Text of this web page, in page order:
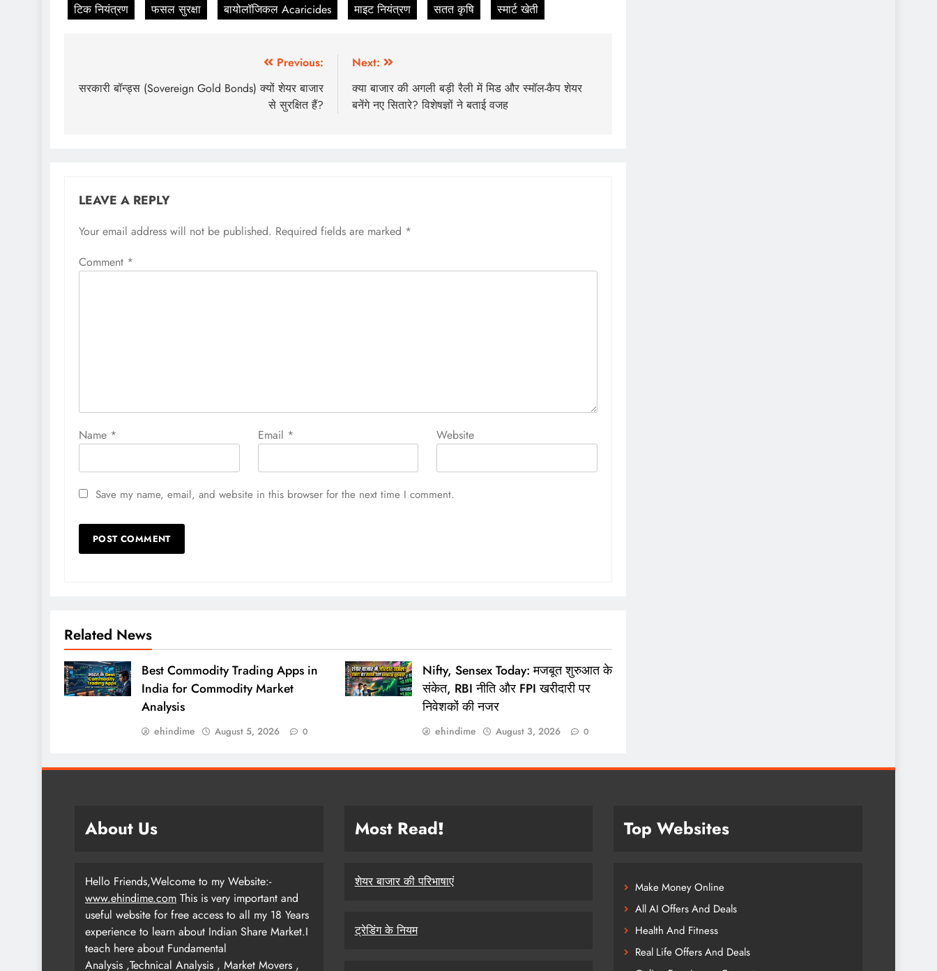
टिक नियंत्रण
फसल सुरक्षा बायोलॉजिकल Acaricides माइट नियंत्रण सतत कृषि स्मार्ट खेती
Previous:
सरकारी बॉन्ड्स (Sovereign Gold Bonds) क्यों शेयर बाजार
से सुरक्षित हैं?
Next:
क्या बाजार की अगली बड़ी रैली में मिड और स्मॉल-कैप शेयर
बनेंगे नए सितारे? विशेषज्ञों ने बताई वजह
LEAVE A REPLY
Your email address will not be published. Required fields are marked *
Comment *
Name * Email * Website
Save my name, email, and website in this browser for the next time I comment.
Related News
Best Commodity Trading Apps in
India for Commodity Market
Analysis
ehindime August 5, 2026 0
Nifty, Sensex Today: मजबूत शुरुआत के
संकेत, RBI नीति और FPI खरीदारी पर
निवेशकों की नजर
ehindime August 3, 2026 0
About Us
Hello Friends,Welcome to my Website:-
www.ehindime.com This is very important and
useful website for free access to all my 18 Years
experience to learn about Indian Share Market.I
teach here about Fundamental
Analysis ,Technical Analysis , Market Movers ,
Most Read!
शेयर बाजार की परिभाषाएं
ट्रेडिंग के नियम
Top Websites
Make Money Online
All AI Offers And Deals
Health And Fitness
Real Life Offers And Deals